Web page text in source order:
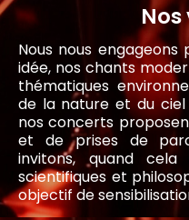
Nous nous
idée, nos chants
thématiques
de la nature et du
nos concerts
et de prises de
invitons, quand
scientifiques et
objectif de